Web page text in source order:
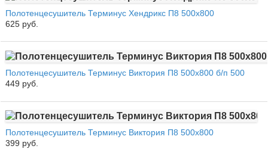
Полотенцесушитель Терминус Хендрикс П8 500х800
625 руб.
Полотенцесушитель Терминус Виктория П8 500х800 б/п 500
449 руб.
Полотенцесушитель Терминус Виктория П8 500х800
399 руб.